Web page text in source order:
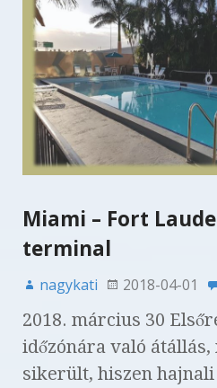
Miami – Fort
terminal
nagykati 2018-04-01
2018. március 30
időzónára való
sikerült, hiszen